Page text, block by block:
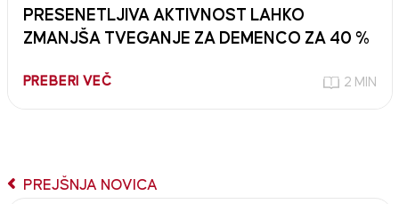
PRESENETLJIVA AKTIVNOST LAHKO
ZMANJŠA TVEGANJE ZA DEMENCO ZA 40 %
PREBERI VEČ 2 MIN
PREJŠNJA NOVICA